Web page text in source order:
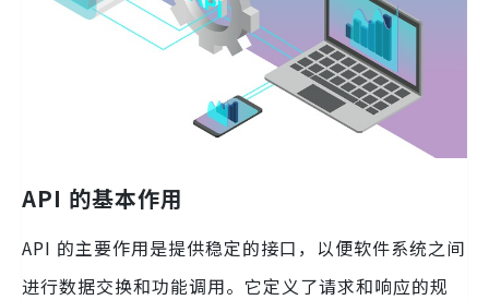
API 的基本作用
API 的主要作用是提供稳定的接口，以便软件系统之间
进行数据交换和功能调用。它定义了请求和响应的规